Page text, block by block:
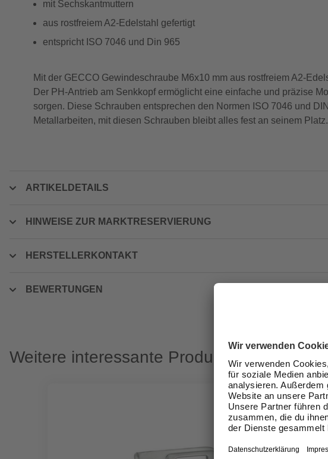
mit Sechskantmuttern
aus rostfreiem A2-Edelstahl gefertigt
entspricht ISO 7046 und Din 965
Mit der GECCO Gewindeschraube M6x10 mm aus rostfreiem A2-
Der PH-Antrieb am Senkkopf ermöglicht eine einfache und präzise
sorgen. Diese Schrauben entsprechen den Normen ISO 7046 und
Metallarbeiten, mit diesen Schrauben bleibt alles fest an seinem
ARTIKELDETAILS
HINWEISE ZUR MARKTRESERVIERUNG
HERSTELLERKONTAKT
BEWERTUNGEN
Weitere interessante Produkte